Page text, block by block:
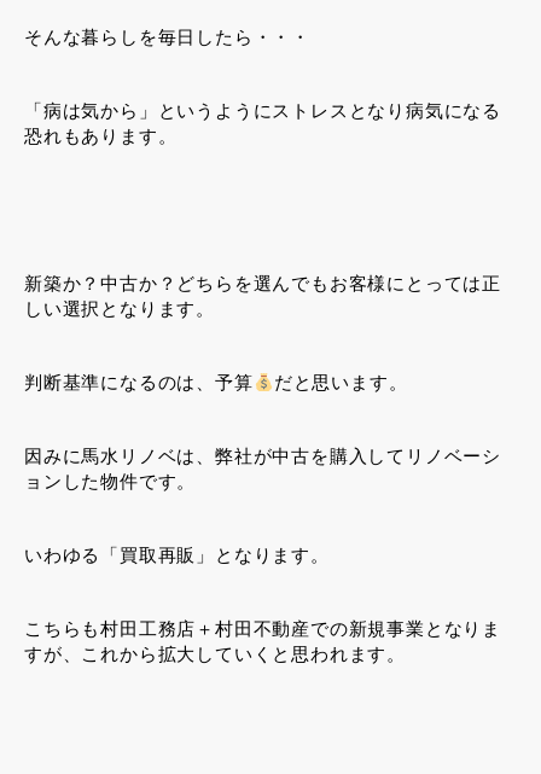
そんな暮らしを毎日したら・・・
「病は気から」というようにストレスとなり病気になる
恐れもあります。
新築か？中古か？どちらを選んでもお客様にとっては正
しい選択となります。
判断基準になるのは、予算 だと思います。
因みに馬水リノベは、弊社が中古を購入してリノベーシ
ョンした物件です。
いわゆる「買取再販」となります。
こちらも村田工務店＋村田不動産での新規事業となりま
すが、これから拡大していくと思われます。